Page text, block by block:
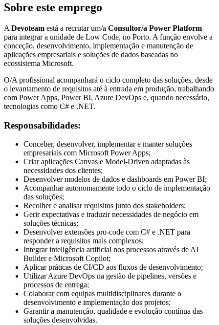
Sobre este emprego
A Devoteam está a recrutar um/a Consultor/a Power Platform
para integrar a unidade de Low Code, no Porto. A função envolve a
conceção, desenvolvimento, implementação e manutenção de
aplicações empresariais e soluções de dados baseadas no
ecossistema Microsoft.
O/A profissional acompanhará o ciclo completo das soluções, desde
o levantamento de requisitos até à entrada em produção, trabalhando
com Power Apps, Power BI, Azure DevOps e, quando necessário,
tecnologias como C# e .NET.
Responsabilidades:
Conceber, desenvolver, implementar e manter soluções
empresariais com Microsoft Power Apps;
Criar aplicações Canvas e Model-Driven adaptadas às
necessidades dos clientes;
Desenvolver modelos de dados e dashboards em Power BI;
Acompanhar autonomamente todo o ciclo de implementação
das soluções;
Recolher e analisar requisitos junto dos stakeholders;
Gerir expectativas e traduzir necessidades de negócio em
soluções técnicas;
Desenvolver extensões pro-code com C# e .NET para
responder a requisitos mais complexos;
Integrar inteligência artificial nos processos através de AI
Builder e Microsoft Copilot;
Aplicar práticas de CI/CD aos fluxos de desenvolvimento;
Utilizar Azure DevOps na gestão de pipelines, versões e
processos de entrega;
Colaborar com equipas multidisciplinares durante o
desenvolvimento e implementação dos projetos;
Garantir a manutenção, qualidade e evolução contínua das
soluções desenvolvidas.